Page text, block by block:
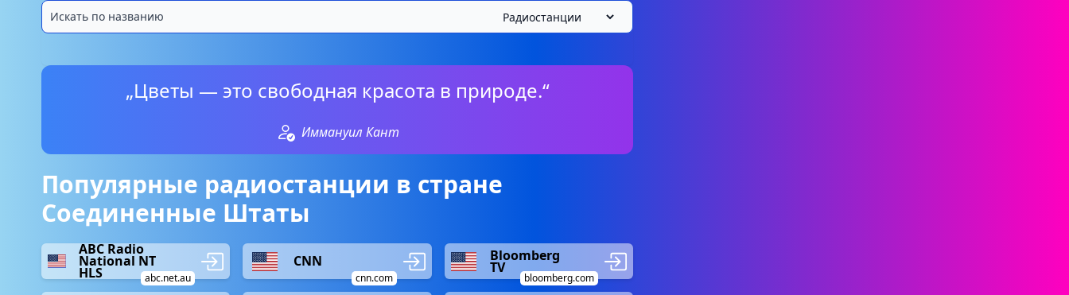
„Цветы — это свободная красота в природе.“
Иммануил Кант
Популярные радиостанции в стране
Соединенные Штаты
ABC Radio
National NT
HLS abc.net.au
CNN
cnn.com
Bloomberg
TV
bloomberg.com